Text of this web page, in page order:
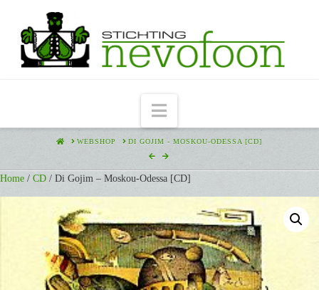
Navigation
HOMEWEBSHOP DI GOJIM - MOSKOU-ODESSA [CD]
Home / CD / Di Gojim – Moskou-Odessa [CD]